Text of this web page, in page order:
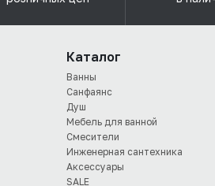
Каталог
Ванны
Санфаянс
Душ
Мебель для ванной
Смесители
Инженерная сантехника
Аксессуары
SALE